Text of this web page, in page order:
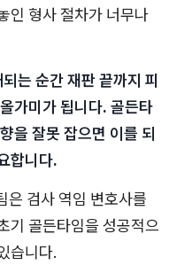
인 형사 절차가 너무나
는 순간 재판 끝까지 피
가미가 됩니다. 골든타
을 잘못 잡으면 이를 되
합니다.
은 검사 역임 변호사를
기 골든타임을 성공적으
습니다.